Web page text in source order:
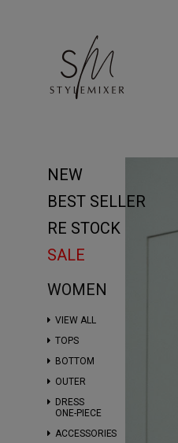
NEW
BEST SELLER
RE STOCK
SALE
WOMEN
VIEW ALL
TOPS
BOTTOM
OUTER
DRESS
ONE-PIECE
ACCESSORIES